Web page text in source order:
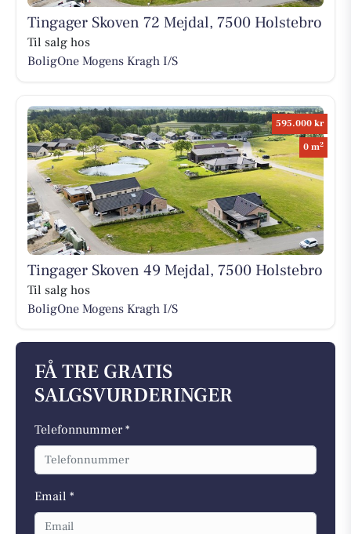
Tingager Skoven 72 Mejdal, 7500 Holstebro
Til salg hos
BoligOne Mogens Kragh I/S
595.000 kr
0 m2
Tingager Skoven 49 Mejdal, 7500 Holstebro
Til salg hos
BoligOne Mogens Kragh I/S
FÅ TRE GRATIS
SALGSVURDERINGER
Telefonnummer *
Email *